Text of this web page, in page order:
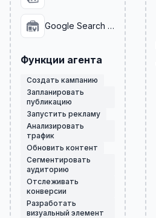
Google Search Console
Функции агента
Создать кампанию
Запланировать
публикацию
Запустить рекламу
Анализировать
трафик
Обновить контент
Сегментировать
аудиторию
Отслеживать
конверсии
Разработать
визуальный элемент